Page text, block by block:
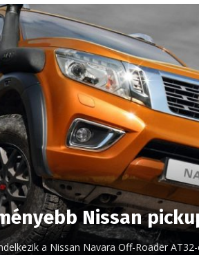
Nissan
a Nissan Navara Off-Roader